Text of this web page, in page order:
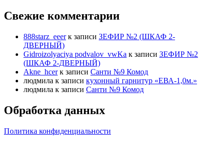
Свежие комментарии
888starz_eeerк записи ЗЕФИР №2 (ШКАФ 2-
ДВЕРНЫЙ)
Gidroizolyaciya podvalov_vwKa к записи ЗЕФИР №2
(ШКАФ 2-ДВЕРНЫЙ)
Akne_hcerк записи Санти №9 Комод
людмила к записи кухонный гарнитур «ЕВА-1,0м.»
людмила к записи Санти №9 Комод
Обработка данных
Политика конфиденциальности